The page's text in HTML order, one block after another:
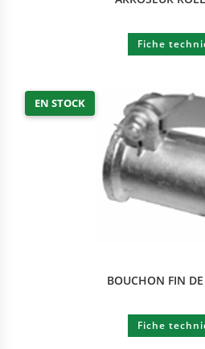
Fiche
EN STOCK
BOUCHON FIN
Fiche